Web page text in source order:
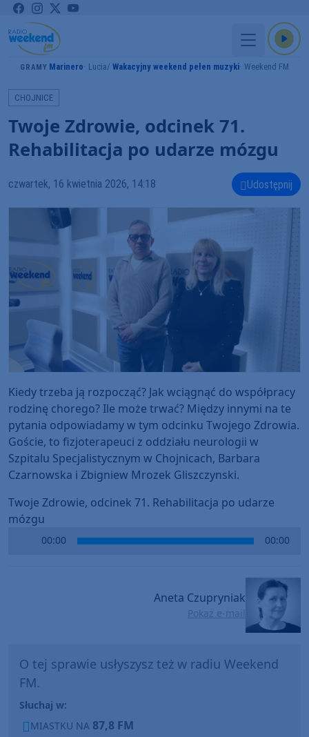
GRAMY Marinero Lucia Wakacyjny weekend pełen muzyki Weekend FM
CHOJNICE
Twoje Zdrowie, odcinek 71.
Rehabilitacja po udarze mózgu
czwartek, 16 kwietnia 2026, 14:18 Udostępnij
Kiedy trzeba ją rozpocząć? Jak wciągnąć do współpracy
rodzinę chorego? Ile może trwać? Między innymi na te
pytania odpowiadamy w tym odcinku Twojego Zdrowia.
Goście, to fizjoterapeuci z oddziału neurologii w
Szpitalu Specjalistycznym w Chojnicach, Barbara
Czarnowska i Zbigniew Mrozek Gliszczynski.
Twoje Zdrowie, odcinek 71. Rehabilitacja po udarze
mózgu
00:00 00:00
Aneta Czupryniak
Pokaż e-mail
O tej sprawie usłyszysz też w radiu Weekend
FM.
Słuchaj w:
MIASTKU NA 87,8 FM